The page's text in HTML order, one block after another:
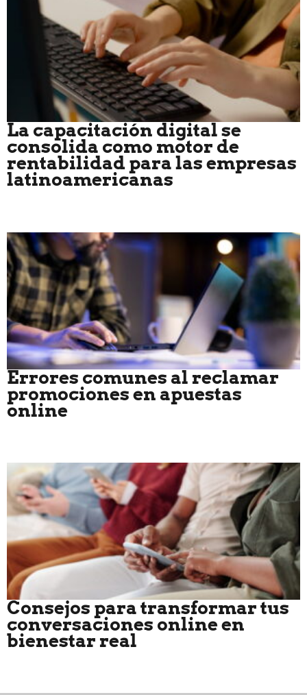
La capacitación digital se
consolida como motor de
rentabilidad para las empresas
latinoamericanas
Errores comunes al reclamar
promociones en apuestas
online
Consejos para transformar tus
conversaciones online en
bienestar real